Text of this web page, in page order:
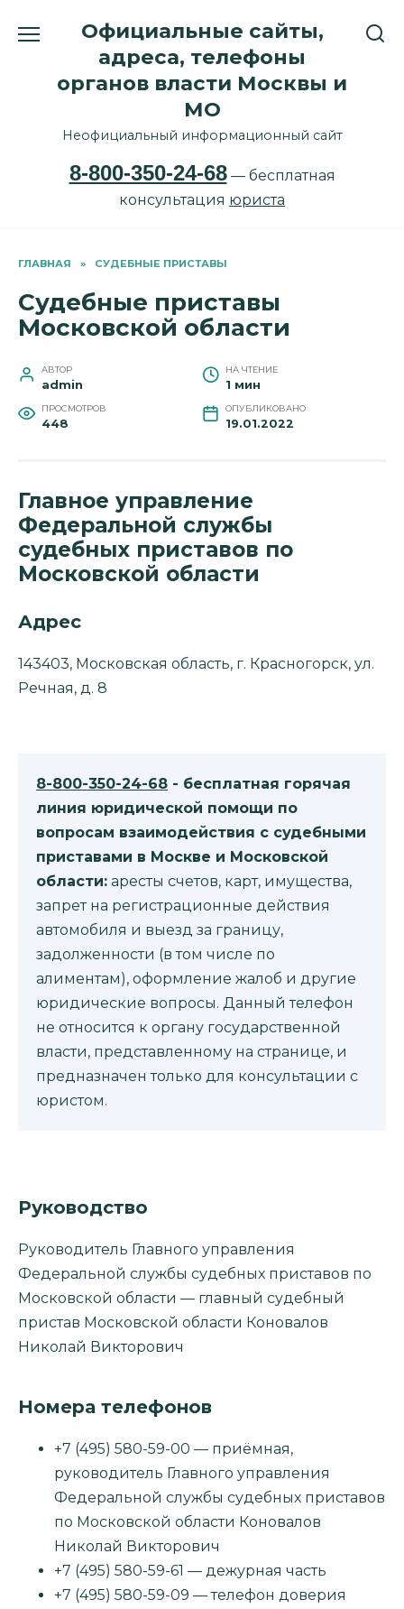
Официальные сайты,
адреса, телефоны
органов власти Москвы и
МО
Неофициальный информационный сайт
8-800-350-24-68— бесплатная
консультация юриста
ГЛАВНАЯ » СУДЕБНЫЕ ПРИСТАВЫ
Судебные приставы
Московской области
АВТОР
admin
НА ЧТЕНИЕ
1 мин
ПРОСМОТРОВ
448
ОПУБЛИКОВАНО
19.01.2022
Главное управление
Федеральной службы
судебных приставов по
Московской области
Адрес
143403, Московская область, г. Красногорск, ул.
Речная, д. 8
8-800-350-24-68 - бесплатная горячая
линия юридической помощи по
вопросам взаимодействия с судебными
приставами в Москве и Московской
области: аресты счетов, карт, имущества,
запрет на регистрационные действия
автомобиля и выезд за границу,
задолженности (в том числе по
алиментам), оформление жалоб и другие
юридические вопросы. Данный телефон
не относится к органу государственной
власти, представленному на странице, и
предназначен только для консультации с
юристом.
Руководство
Руководитель Главного управления
Федеральной службы судебных приставов по
Московской области — главный судебный
пристав Московской области Коновалов
Николай Викторович
Номера телефонов
+7 (495) 580-59-00 — приёмная,
руководитель Главного управления
Федеральной службы судебных приставов
по Московской области Коновалов
Николай Викторович
+7 (495) 580-59-61 — дежурная часть
+7 (495) 580-59-09 — телефон доверия